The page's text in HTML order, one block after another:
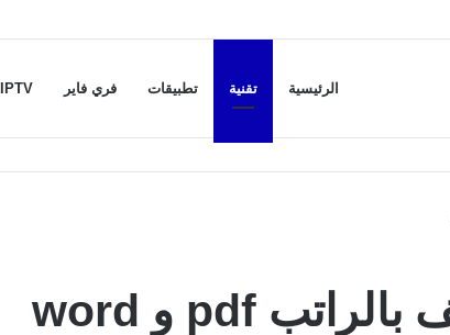
الرئيسية تقنية تطبيقات فري فاير IPTV
أفضل 5 صيغة نموذج تعريف بالراتب pdf و word